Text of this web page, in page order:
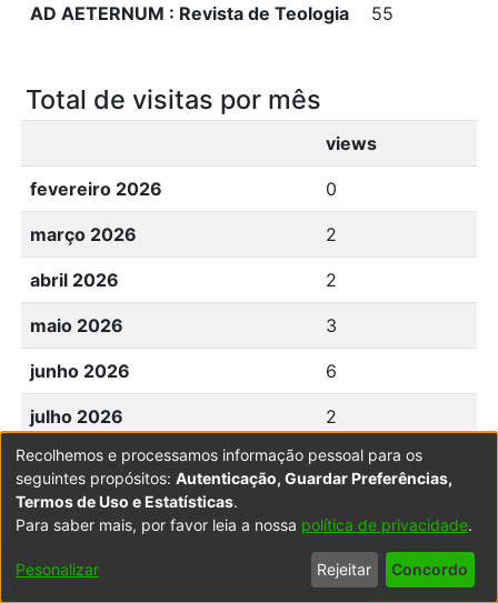
AD AETERNUM : Revista de Teologia 55
Total de visitas por mês
views
fevereiro 2026 0
março 2026 2
abril 2026 2
maio 2026 3
junho 2026 6
julho 2026 2
agosto 2026 0
Powered by DSpace Copyright © 2003-2026LYRASIS
Política de Termos Contacte-
Recolhemos e processamos informação pessoal para os
seguintes propósitos: Autenticação, Guardar Preferências,
Termos de Uso e Estatísticas.
Para saber mais, por favor leia a nossa política de privacidade.
Pesonalizar Rejeitar Concordo